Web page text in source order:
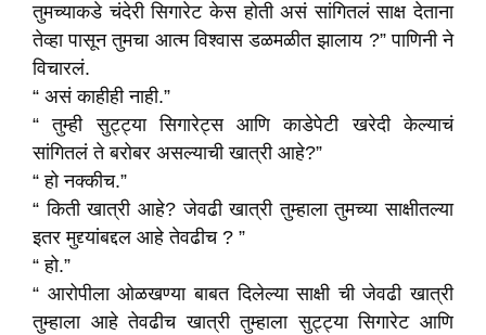
तुमच्याकडे चंदेरी सिगारेट केस होती असं सांगितलं साक्ष देताना
तेव्हा पासून तुमचा आत्म विश्वास डळमळीत झालाय ?” पाणिनी ने
विचारलं.
“ असं काहीही नाही.”
“ तुम्ही सुट्ट्या सिगारेट्स आणि काडेपेटी खरेदी केल्याचं
सांगितलं ते बरोबर असल्याची खात्री आहे?”
“ हो नक्कीच.”
“ किती खात्री आहे? जेवढी खात्री तुम्हाला तुमच्या साक्षीतल्या
इतर मुद्द्यांबद्दल आहे तेवढीच ? ”
“ हो.”
“ आरोपीला ओळखण्या बाबत दिलेल्या साक्षी ची जेवढी खात्री
तुम्हाला आहे तेवढीच खात्री तुम्हाला सुट्ट्या सिगारेट आणि